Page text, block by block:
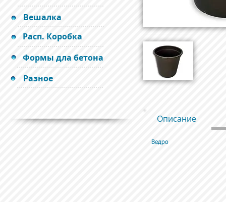
Вешалка
Расп. Коробка
Формы дла бетона
Разное
Описание
Ведро